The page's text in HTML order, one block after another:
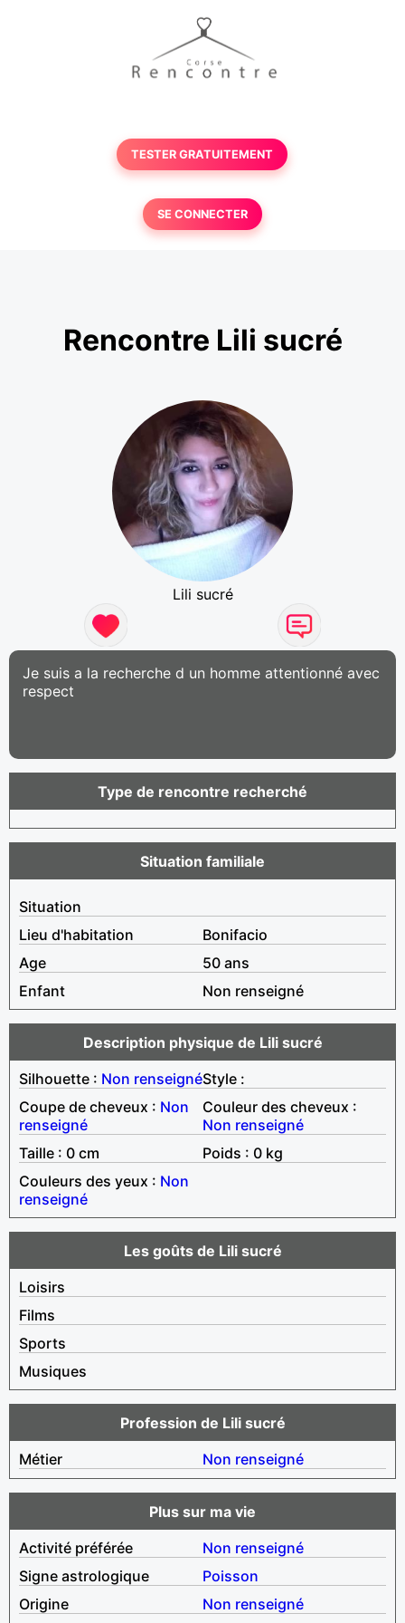
TESTER GRATUITEMENT
SE CONNECTER
Rencontre Lili sucré
Lili sucré
Je suis a la recherche d un homme attentionné avec
respect
Type de rencontre recherché
Situation familiale
Situation
Lieu d'habitation
Bonifacio
Age
50 ans
Enfant
Non renseigné
Description physique de Lili sucré
Silhouette : Non renseignéStyle :
Coupe de cheveux : Non
renseigné
Couleur des cheveux :
Non renseigné
Taille : 0 cm
Poids : 0 kg
Couleurs des yeux : Non
renseigné
Les goûts de Lili sucré
Loisirs
Films
Sports
Musiques
Profession de Lili sucré
Métier
Non renseigné
Plus sur ma vie
Activité préférée
Non renseigné
Signe astrologique
Poisson
Origine
Non renseigné